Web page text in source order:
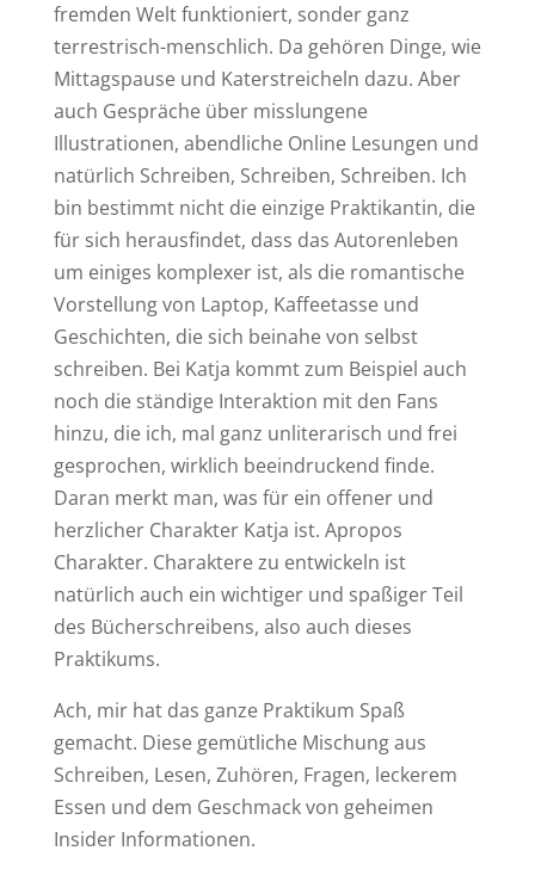
fremden Welt funktioniert, sonder ganz
terrestrisch-menschlich. Da gehören Dinge, wie
Mittagspause und Katerstreicheln dazu. Aber
auch Gespräche über misslungene
Illustrationen, abendliche Online Lesungen und
natürlich Schreiben, Schreiben, Schreiben. Ich
bin bestimmt nicht die einzige Praktikantin, die
für sich herausfindet, dass das Autorenleben
um einiges komplexer ist, als die romantische
Vorstellung von Laptop, Kaffeetasse und
Geschichten, die sich beinahe von selbst
schreiben. Bei Katja kommt zum Beispiel auch
noch die ständige Interaktion mit den Fans
hinzu, die ich, mal ganz unliterarisch und frei
gesprochen, wirklich beeindruckend finde.
Daran merkt man, was für ein offener und
herzlicher Charakter Katja ist. Apropos
Charakter. Charaktere zu entwickeln ist
natürlich auch ein wichtiger und spaßiger Teil
des Bücherschreibens, also auch dieses
Praktikums.
Ach, mir hat das ganze Praktikum Spaß
gemacht. Diese gemütliche Mischung aus
Schreiben, Lesen, Zuhören, Fragen, leckerem
Essen und dem Geschmack von geheimen
Insider Informationen.